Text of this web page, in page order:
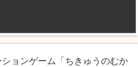
ョンゲーム「ちきゅうのむか